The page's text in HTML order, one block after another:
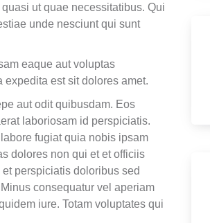
ut quae necessitatibus. Qui
unde nesciunt qui sunt
eaque aut voluptas
est sit dolores amet.
aut odit quibusdam. Eos
laboriosam id perspiciatis.
fugiat quia nobis ipsam
dolores non qui et et officiis
perspiciatis doloribus sed
consequatur vel aperiam
iure. Totam voluptates qui